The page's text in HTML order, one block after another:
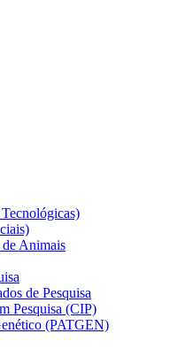
Animais
de Pesquisa
Pesquisa (CIP)
(PATGEN)